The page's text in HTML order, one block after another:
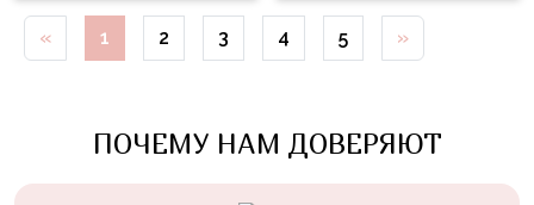
« 1 2 3 4 5 »
ПОЧЕМУ НАМ ДОВЕРЯЮТ
Звёздные
Войны
Трансформеры